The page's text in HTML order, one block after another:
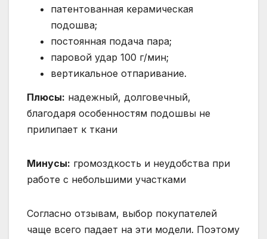
патентованная керамическая
подошва;
постоянная подача пара;
паровой удар 100 г/мин;
вертикальное отпаривание.
Плюсы: надежный, долговечный,
благодаря особенностям подошвы не
прилипает к ткани
Минусы: громоздкость и неудобства при
работе с небольшими участками
Согласно отзывам, выбор покупателей
чаще всего падает на эти модели. Поэтому